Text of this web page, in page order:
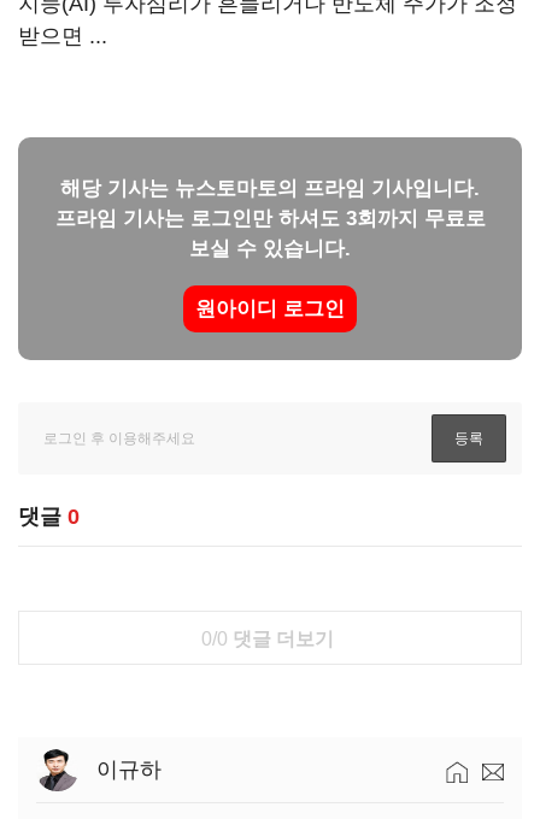
받으면 ...
해당 기사는 뉴스토마토의 프라임 기사입니다.
프라임 기사는 로그인만 하셔도 3회까지 무료로
보실 수 있습니다.
원아이디 로그인
댓글 0
0/0 댓글 더보기
이규하